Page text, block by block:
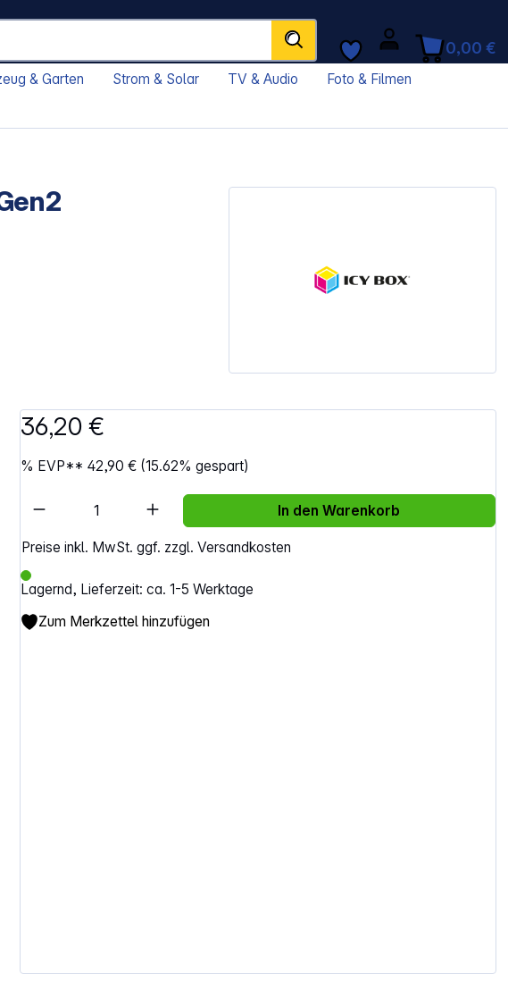
0,00 €
& Garten Strom & Solar TV & Audio
Foto & Filmen
36,20 €
% EVP** 42,90 € (15.62% gespart)
Preise inkl. MwSt. ggf. zzgl. Versandkosten
Lagernd, Lieferzeit: ca. 1-5 Werktage
Artikel Anzahl: Gib den gewünschten Wert ein
In den Warenkorb
Zum Merkzettel hinzufügen